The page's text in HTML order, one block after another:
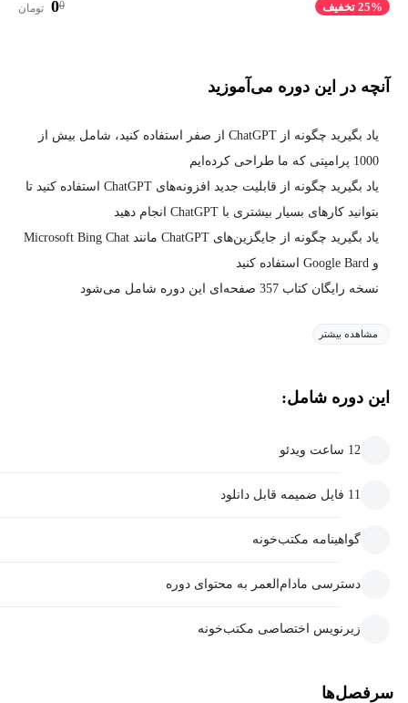
25% تخفیف 0
0 تومان
آنچه در این دوره می‌آموزید
یاد بگیرید چگونه از ChatGPT از صفر استفاده کنید، شامل بیش از
1000 پرامپتی که ما طراحی کرده‌ایم
یاد بگیرید چگونه از قابلیت جدید افزونه‌های ChatGPT استفاده کنید تا
بتوانید کارهای بسیار بیشتری با ChatGPT انجام دهید
یاد بگیرید چگونه از جایگزین‌های ChatGPT مانند Microsoft Bing Chat
و Google Bard استفاده کنید
نسخه رایگان کتاب 357 صفحه‌ای این دوره شامل می‌شود
مشاهده بیشتر
این دوره شامل:
12 ساعت ویدئو
11 فایل ضمیمه قابل دانلود
گواهینامه مکتب‌خونه
دسترسی مادام‌العمر به محتوای دوره
زیرنویس اختصاصی مکتب‌خونه
سرفصل‌ها